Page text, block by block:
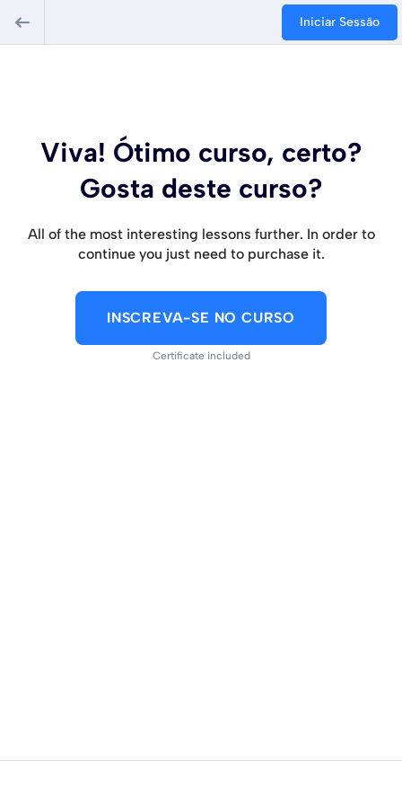
Iniciar Sessão
Viva! Ótimo curso, certo?
Gosta deste curso?
All of the most interesting lessons further. In order to
continue you just need to purchase it.
INSCREVA-SE NO CURSO
Certificate included